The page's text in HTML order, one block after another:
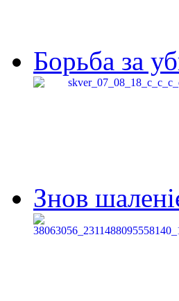
Борьба за
Знов